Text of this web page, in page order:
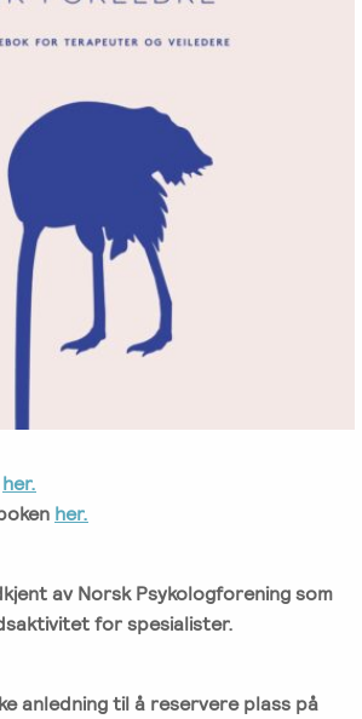
her.
her.
av Norsk Psykologforening som
for spesialister.
anledning til å reservere plass på